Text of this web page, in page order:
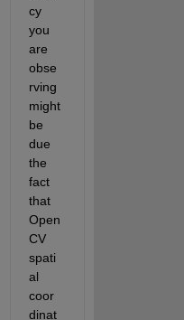
cy
you
are
obse
rving
might
be
due
the
fact
that
Open
CV
spati
al
coor
dinat